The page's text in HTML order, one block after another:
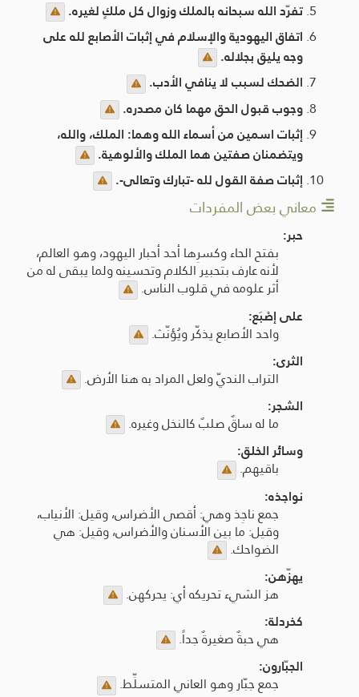
تفرّد الله سبحانه بالملك وزوال كل ملكٍ لغيره.
اتفاق اليهودية والإسلام في إثبات الأصابع لله على
وجه يليق بجلاله.
الضحك لسبب لا ينافي الأدب.
وجوب قبول الحق مهما كان مصدره.
إثبات اسمين من أسماء الله وهما: الملك، والله،
ويتضمنان صفتين هما الملك والألوهية.
إثبات صفة القول لله -تبارك وتعالى-.
معاني بعض المفردات
حبر:
بفتح الحاء وكسرِها أحد أحبار اليهود، وهو العالم،
لأنه عارف بتحبير الكلام وتحسينه ولما يبقى له من
أثر علومه في قلوب الناس.
على إصْبَع:
واحد الأصابع يذكّر ويُؤنّث.
الثرى:
التراب النديّ ولعل المراد به هنا الأرض.
الشجر:
ما له ساقٌ صلبٌ كالنخل وغيره.
وسائر الخلق:
باقيهم.
نواجذه:
جمع ناجِذ وهي: أقصى الأضراس، وقيل: الأنياب،
وقيل: ما بين الأسنان والأضراس، وقيل: هي
الضواحك.
يهزّهن:
هز الشيء تحريكه أي: يحركهن.
كخردلة:
هي حبةٌ صغيرةٌ جداً.
الجبّارون:
جمع جبّار وهو العاني المتسلِّط.